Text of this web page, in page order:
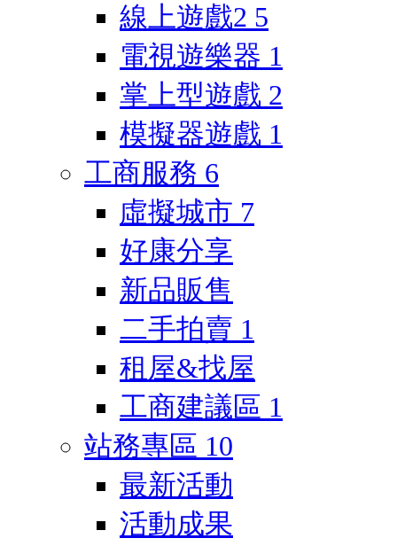
線上遊戲2 5
電視遊樂器 1
掌上型遊戲 2
模擬器遊戲 1
工商服務 6
虛擬城市 7
好康分享
新品販售
二手拍賣 1
租屋&找屋
工商建議區 1
站務專區 10
最新活動
活動成果